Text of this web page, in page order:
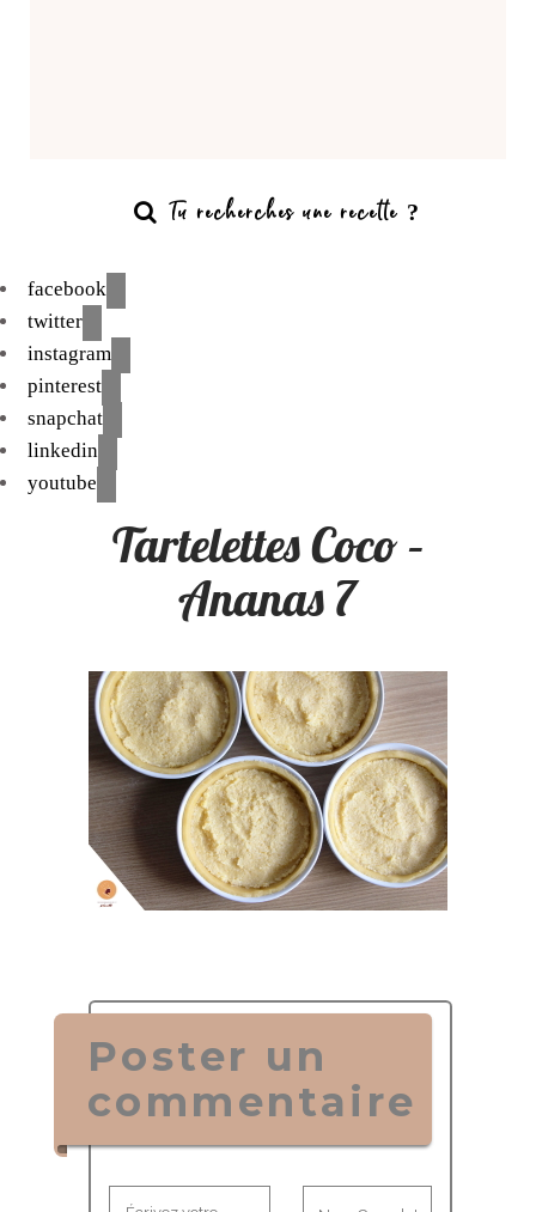
facebook
twitter
instagram
pinterest
snapchat
linkedin
youtube
Tartelettes Coco –
Ananas 7
Poster un
commentaire